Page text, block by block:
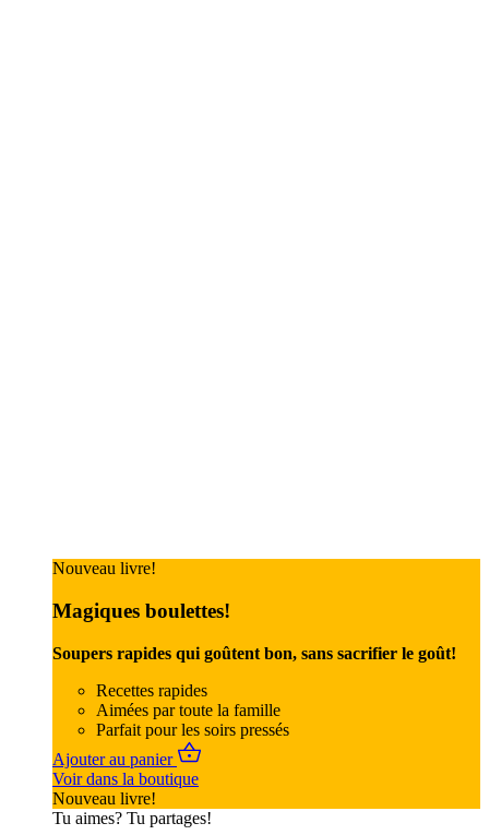
Nouveau livre!
Magiques boulettes!
Soupers rapides qui goûtent bon, sans sacrifier le goût!
Recettes rapides
Aimées par toute la famille
Parfait pour les soirs pressés
Ajouter au panier
Voir dans la boutique
Nouveau livre!
Tu aimes? Tu partages!